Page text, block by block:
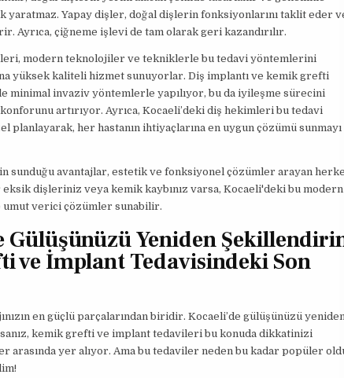
yaratmaz. Yapay dişler, doğal dişlerin fonksiyonlarını taklit eder
Ayrıca, çiğneme işlevi de tam olarak geri kazandırılır.
modern teknolojiler ve tekniklerle bu tedavi yöntemlerini
yüksek kaliteli hizmet sunuyorlar. Diş implantı ve kemik grefti
minimal invaziv yöntemlerle yapılıyor, bu da iyileşme sürecini
konforunu artırıyor. Ayrıca, Kocaeli’deki diş hekimleri bu tedavi
planlayarak, her hastanın ihtiyaçlarına en uygun çözümü sunmayı
sunduğu avantajlar, estetik ve fonksiyonel çözümler arayan
eksik dişleriniz veya kemik kaybınız varsa, Kocaeli'deki bu modern
verici çözümler sunabilir.
Gülüşünüzü Yeniden
ve İmplant Tedavisindeki Son
en güçlü parçalarından biridir. Kocaeli’de gülüşünüzü yeniden
kemik grefti ve implant tedavileri bu konuda dikkatinizi
arasında yer alıyor. Ama bu tedaviler neden bu kadar popüler